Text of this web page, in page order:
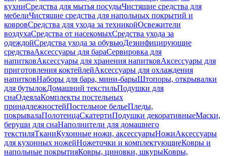
кухниСредства для мытья посудыЧистящие средства для
мебелиЧистящие средства для напольных покрытий и
ковровСредства для ухода за техникойОсвежители
воздухаСредства от насекомыхСредства ухода за
одеждойСредства ухода за обувьюДезинфицирующие
средстваАксессуары для бараСервировка для
напитковАксессуары для хранения напитковАксессуары для
приготовления коктейлейАксессуары для охлаждения
напитковНаборы для бара, мини-барыШтопоры, открывалки
для бутылокДомашний текстильПодушки для
снаОдеялаКомплекты постельных
принадлежностейПостельное бельеПледы,
покрывалаПолотенцаСкатертиПодушки декоративныеМаски,
беруши для снаНаполнители для домашнего
текстиляТканиКухонные ножи, аксессуарыНожиАксессуары
для кухонных ножейНожеточки и комплектующиеКовры и
напольные покрытияКовры, циновки, шкурыКовры,